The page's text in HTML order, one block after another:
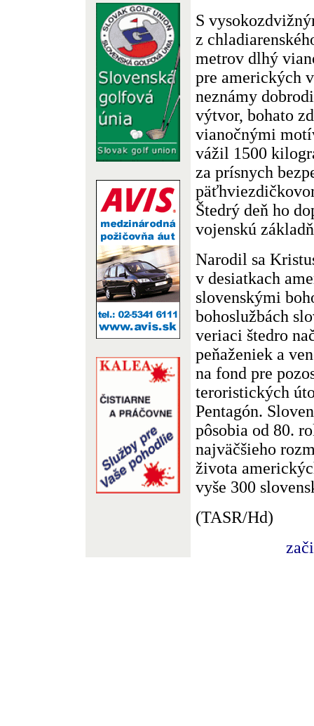
S
z
metrov dlhý
pre amerických
neznámy
výtvor, bohato
vianočnými
vážil 1500
za prísnych
Štedrý deň ho
vojenskú
Narodil sa
v desiatkach
slovenskými
bohoslužbách
veriaci štedro
peňaženiek a
na fond pre
teroristických
Pentagón.
pôsobia od 80.
najväčšieho
života
vyše 300
(TASR/Hd)